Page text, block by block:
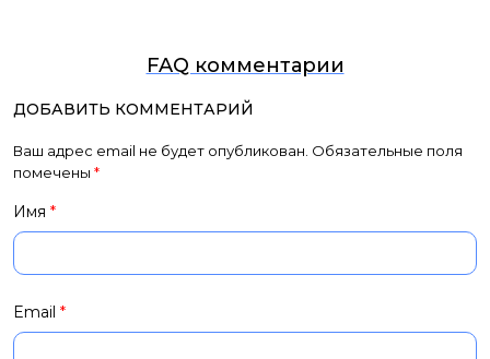
FAQ комментарии
ДОБАВИТЬ КОММЕНТАРИЙ
Ваш адрес email не будет опубликован. Обязательные поля
помечены *
Имя *
Email *